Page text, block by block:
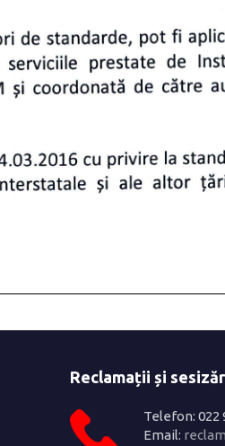
Reclamații și
Telefon: 022
Email: